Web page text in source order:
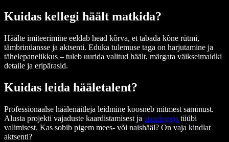
Kuidas kellegi häält matkida?
Häälte imiteerimine eeldab head kõrva, et tabada kõne rütmi,
tämbrinüansse ja aktsenti. Eduka tulemuse taga on harjutamine ja
tähelepanelikkus – tuleb uurida valitud häält, märgata väikseimaidki
detaile ja eripärasid.
Kuidas leida hääletalent?
Professionaalse häälenäitleja leidmine koosneb mitmest sammust.
Alusta projekti vajaduste kaardistamisest ja sisselugeja tüübi
valimisest. Kas sobib pigem mees- või naishääl? On vaja kindlat
aktsenti?